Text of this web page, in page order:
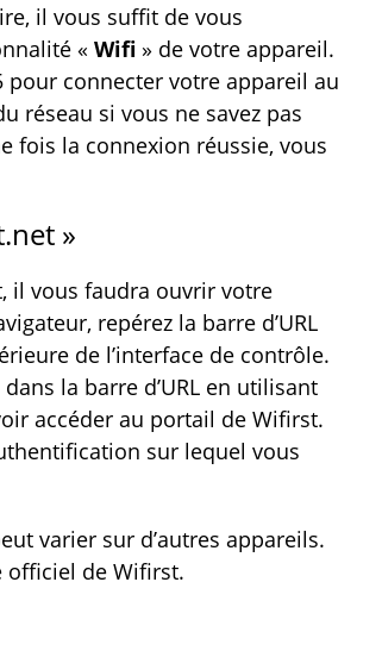
il vous suffit de vous
« Wifi » de votre appareil.
pour connecter votre appareil au
réseau si vous ne savez pas
fois la connexion réussie, vous
»
il vous faudra ouvrir votre
repérez la barre d’URL
de l’interface de contrôle.
dans la barre d’URL en utilisant
accéder au portail de Wifirst.
sur lequel vous
varier sur d’autres appareils.
officiel de Wifirst.